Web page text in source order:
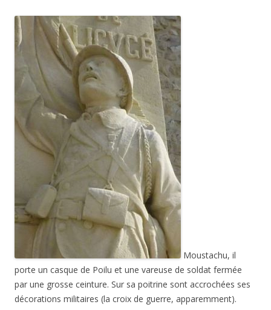
Moustachu, il
porte un casque de Poilu et une vareuse de soldat fermée
par une grosse ceinture. Sur sa poitrine sont accrochées ses
décorations militaires (la croix de guerre, apparemment).